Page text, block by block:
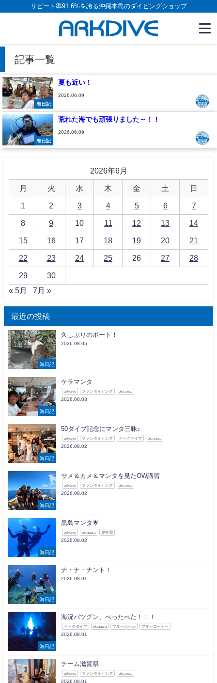
リピート率91.6%を誇る沖縄本島のダイビングショップ
記事一覧
海日記
夏も近い！
2026.06.09
海日記
荒れた海でも頑張りました～！！
2026.06.09
2026年6月
月 火 水 木 金 土 日
1 2 3 4 5 6 7
8 9 10 11 12 13 14
15 16 17 18 19 20 21
22 23 24 25 26 27 28
29
30
« 5月
7月 »
最近の投稿
海日記
久しぶりのボート！
2026.08.05
海日記
ケラマンタ
arkdive ファンダイビング okinawa
2026.08.03
海日記
50ダイブ記念にマンタ三昧♪
arkdive ファンダイビング アークダイブ okinawa
2026.08.02
海日記
サメ＆カメ＆マンタを見たOW講習
arkdive ファンダイビング okinawa
2026.08.02
海日記
黒島マンタ🌟
arkdive okinawa 慶良間
2026.08.02
海日記
ナ・ナ・ナント！
2026.08.01
海日記
海況バツグン、べったべた！！！
アークダイブ okinawa ブルーホール ブルーコーナー
2026.08.01
チーム滋賀県
arkdive ファンダイビング okinawa
2026.08.01